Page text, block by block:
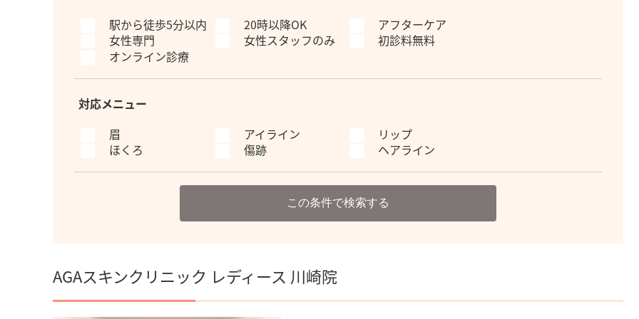
駅から徒歩5分以内
20時以降OK
アフターケア
女性専門
女性スタッフのみ
初診料無料
オンライン診療
対応メニュー
眉
アイライン
リップ
ほくろ
傷跡 ヘアライン
この条件で検索する
AGAスキンクリニック レディース 川崎院